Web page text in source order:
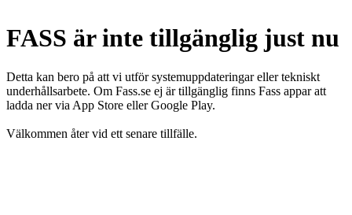
FASS är inte tillgänglig just nu
Detta kan bero på att vi utför systemuppdateringar eller tekniskt
underhållsarbete. Om Fass.se ej är tillgänglig finns Fass appar att
ladda ner via App Store eller Google Play.
Välkommen åter vid ett senare tillfälle.